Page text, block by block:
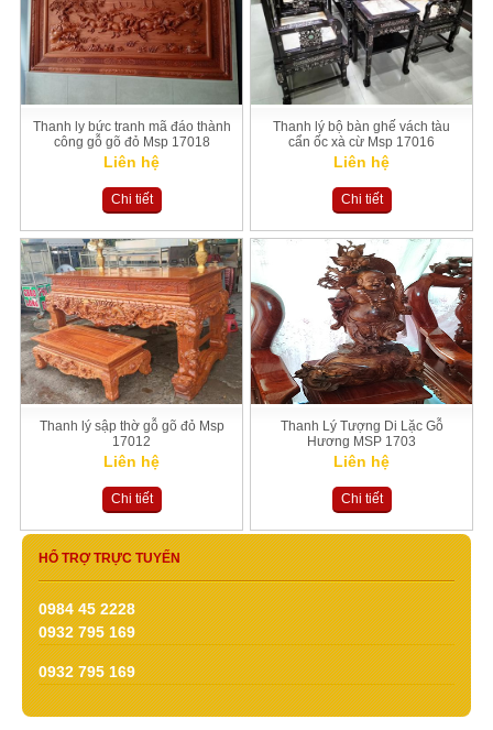
Thanh ly bức tranh mã đáo thành
công gỗ gõ đỏ Msp 17018
Liên hệ
Chi tiết
Thanh lý bộ bàn ghế vách tàu
cẩn ốc xà cừ Msp 17016
Liên hệ
Chi tiết
Thanh lý sập thờ gỗ gõ đỏ Msp
17012
Liên hệ
Chi tiết
Thanh Lý Tượng Di Lặc Gỗ
Hương MSP 1703
Liên hệ
Chi tiết
HỔ TRỢ TRỰC TUYẾN
0984 45 2228
0932 795 169
0932 795 169